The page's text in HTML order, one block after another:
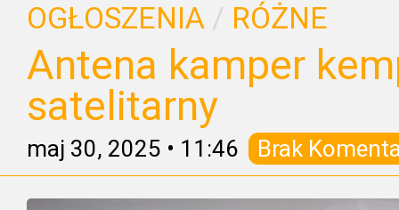
OGŁOSZENIA / RÓŻNE
Antena kamper
satelitarny
maj 30, 2025 • 11:46 Brak